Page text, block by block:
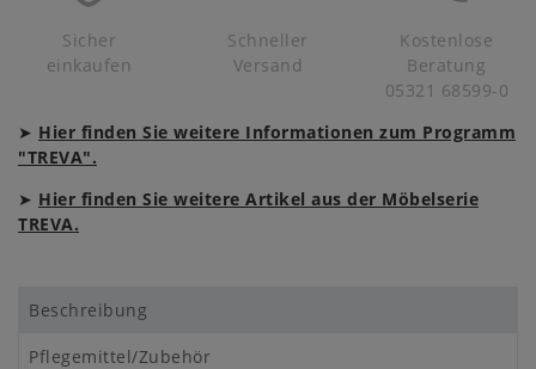
Sicher
einkaufen
Schneller
Versand
Kostenlose
Beratung
05321 68599-0
➤ Hier finden Sie weitere Informationen zum Programm
"TREVA".
➤ Hier finden Sie weitere Artikel aus der Möbelserie
TREVA.
Beschreibung
Pflegemittel/Zubehör